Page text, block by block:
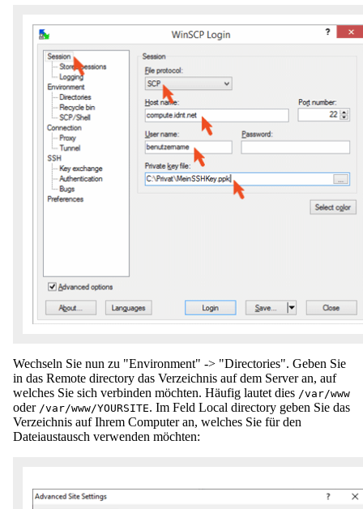
Wechseln Sie nun zu "Environment" -> "Directories". Geben Sie
in das Remote directory das Verzeichnis auf dem Server an, auf
welches Sie sich verbinden möchten. Häufig lautet dies /var/www
oder /var/www/YOURSITE. Im Feld Local directory geben Sie das
Verzeichnis auf Ihrem Computer an, welches Sie für den
Dateiaustausch verwenden möchten: